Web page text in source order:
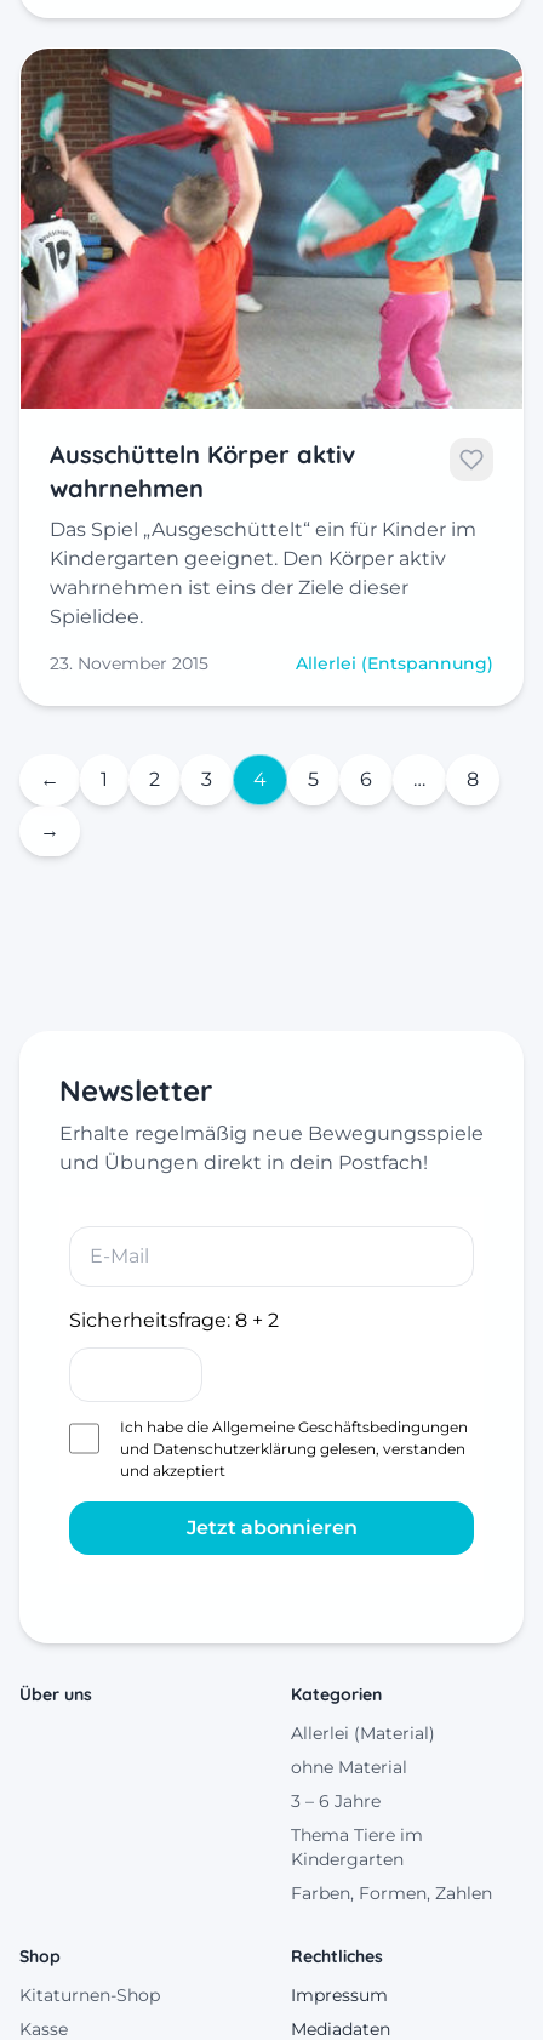
Ausschütteln Körper aktiv
wahrnehmen
Das Spiel „Ausgeschüttelt“ ein für Kinder im
Kindergarten geeignet. Den Körper aktiv
wahrnehmen ist eins der Ziele dieser
Spielidee.
23. November 2015 Allerlei (Entspannung)
← 1 2 3 4 5 6 … 8
→
Newsletter
Erhalte regelmäßig neue Bewegungsspiele
und Übungen direkt in dein Postfach!
Sicherheitsfrage: 8 + 2
Ich habe die Allgemeine Geschäftsbedingungen
und Datenschutzerklärung gelesen, verstanden
und akzeptiert
Jetzt abonnieren
Über uns
Kategorien
Allerlei (Material)
ohne Material
3 – 6 Jahre
Thema Tiere im
Kindergarten
Farben, Formen, Zahlen
Shop
Kitaturnen-Shop
Kasse
Rechtliches
Impressum
Mediadaten